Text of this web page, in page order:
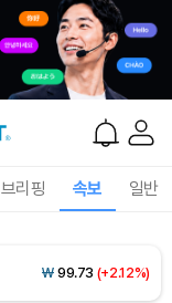
브리핑 속보 일반
₩1,478(-0.70%)
₩ 99.73 (+2.12%)